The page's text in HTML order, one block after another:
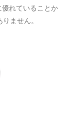
れていることか
ません。